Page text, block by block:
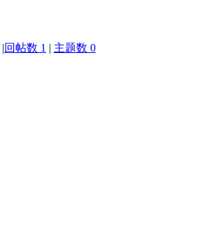
|回帖数 1 | 主题数 0